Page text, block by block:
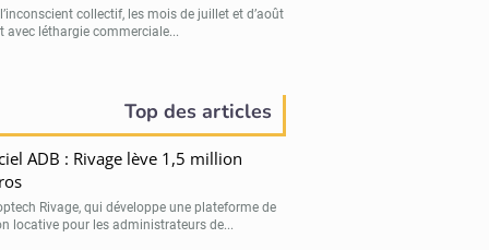
collectif, les mois de juillet et d’août
avec léthargie commerciale...
Top des articles
ADB : Rivage lève 1,5 million
Rivage, qui développe une plateforme de
locative pour les administrateurs de...